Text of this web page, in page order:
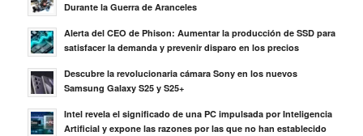
Durante la Guerra de Aranceles
Alerta del CEO de Phison: Aumentar la producción de SSD para
satisfacer la demanda y prevenir disparo en los precios
Descubre la revolucionaria cámara Sony en los nuevos
Samsung Galaxy S25 y S25+
Intel revela el significado de una PC impulsada por Inteligencia
Artificial y expone las razones por las que no han establecido